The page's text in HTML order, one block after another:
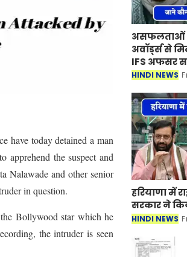
have today detained a man
apprehend the suspect and
Nalawade and other senior
in question.
Bollywood star which he
the intruder is seen
असफलताओं के
अवॉर्ड्स से
IFS अफसर
HINDI NEWS
हरियाणा में
सरकार ने
HINDI NEWS